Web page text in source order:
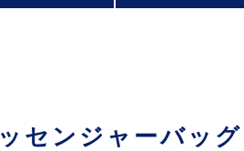
メッセンジャーバッグ